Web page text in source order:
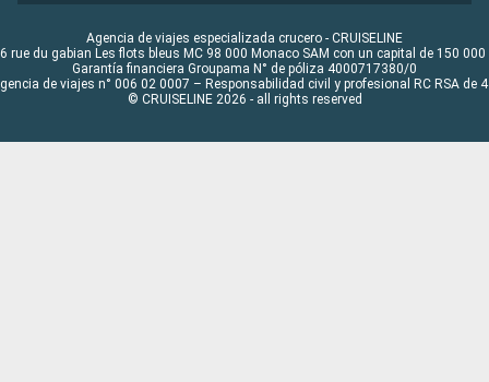
Agencia de viajes especializada crucero - CRUISELINE
rue du gabian Les flots bleus MC 98 000 Monaco SAM con un capital de 150 000
Garantía financiera Groupama N° de póliza 4000717380/0
de viajes n° 006 02 0007 – Responsabilidad civil y profesional RC RSA de
© CRUISELINE 2026 - all rights reserved